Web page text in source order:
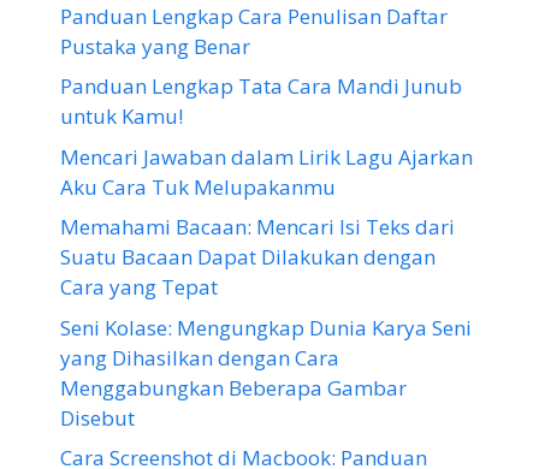
Panduan Lengkap Cara Penulisan Daftar
Pustaka yang Benar
Panduan Lengkap Tata Cara Mandi Junub
untuk Kamu!
Mencari Jawaban dalam Lirik Lagu Ajarkan
Aku Cara Tuk Melupakanmu
Memahami Bacaan: Mencari Isi Teks dari
Suatu Bacaan Dapat Dilakukan dengan
Cara yang Tepat
Seni Kolase: Mengungkap Dunia Karya Seni
yang Dihasilkan dengan Cara
Menggabungkan Beberapa Gambar
Disebut
Cara Screenshot di Macbook: Panduan